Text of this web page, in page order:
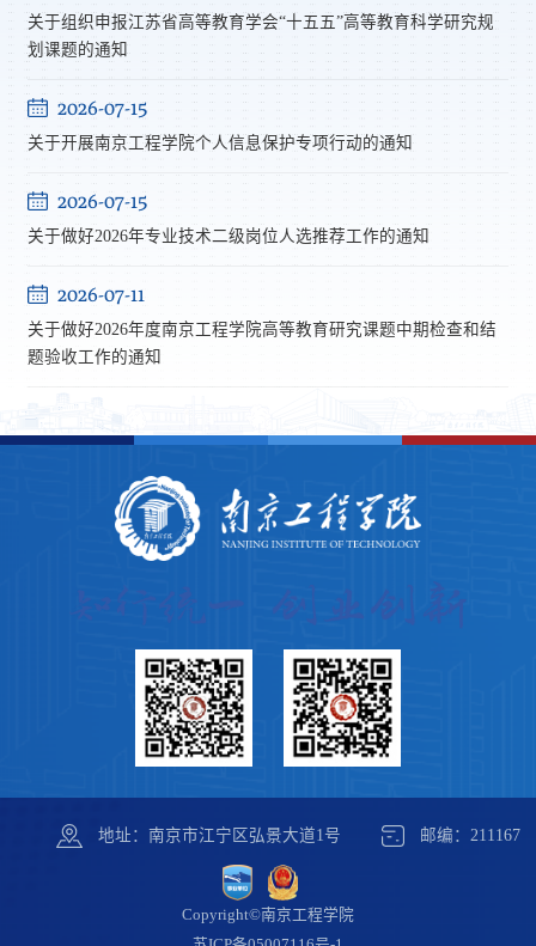
关于组织申报江苏省高等教育学会“十五五”高等教育科学研究规
划课题的通知
2026-07-15
关于开展南京工程学院个人信息保护专项行动的通知
2026-07-15
关于做好2026年专业技术二级岗位人选推荐工作的通知
2026-07-11
关于做好2026年度南京工程学院高等教育研究课题中期检查和结
题验收工作的通知
地址：南京市江宁区弘景大道1号 邮编：211167
Copyright©南京工程学院